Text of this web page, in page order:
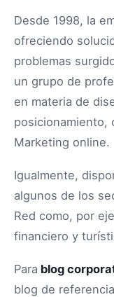
Desde 1998, la
ofreciendo
problemas
un grupo de
en materia de
posicionamiento,
Marketing online.
Igualmente,
algunos de los
Red como, por
financiero y
Para blog
blog de